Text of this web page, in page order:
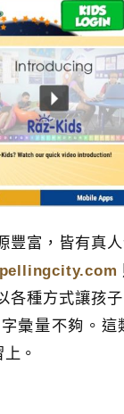
豐富，皆有真
各種方式讓孩
彙量不夠。這
。